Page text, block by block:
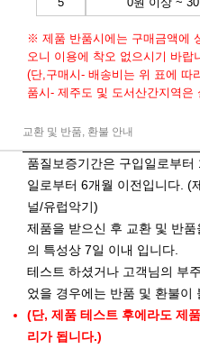
※ 제품 반품시에는 구매금액에
오니 이용에 착오 없으시기 바랍
(단,구매시- 배송비는 위 표에 따
품시- 제주도 및 도서산간지역은
교환 및 반품, 환불 안내
품질보증기간은 구입일로부
일로부터 6개월 이전입니다. (
널/유럽악기)
제품을 받으신 후 교환 및 반
의 특성상 7일 이내 입니다.
테스트 하셨거나 고객님의 부
었을 경우에는 반품 및 환불이
(단, 제품 테스트 후에라도 제
리가 됩니다.)